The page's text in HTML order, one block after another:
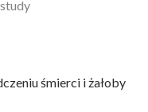
śmierci i żałoby